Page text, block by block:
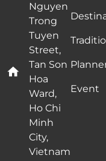
Nguyen
Trong
Tuyen
Street,
Tan Son
Hoa
Ward,
Ho Chi
Minh
City,
Vietnam
Event